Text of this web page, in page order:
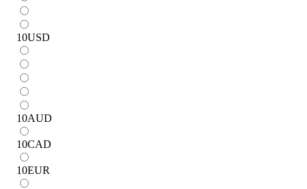
10USD
10AUD
10CAD
10EUR